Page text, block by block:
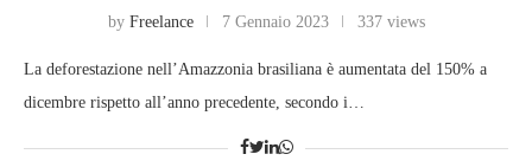
by Freelance 7 Gennaio 2023 337 views
La deforestazione nell’Amazzonia brasiliana è aumentata del 150% a
dicembre rispetto all’anno precedente, secondo i…